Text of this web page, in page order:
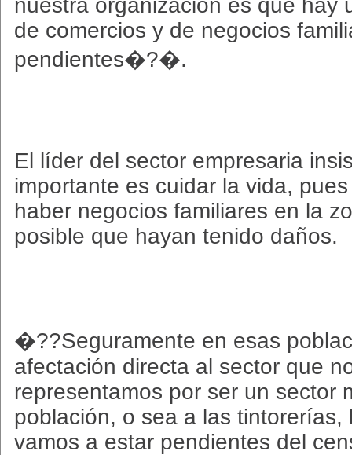
nuestra organización es que hay
de comercios y de negocios
pendientes�?�.
El líder del sector empresaria
importante es cuidar la vida,
haber negocios familiares en la
posible que hayan tenido daños.
�??Seguramente en esas
afectación directa al sector que
representamos por ser un sector
población, o sea a las
vamos a estar pendientes del